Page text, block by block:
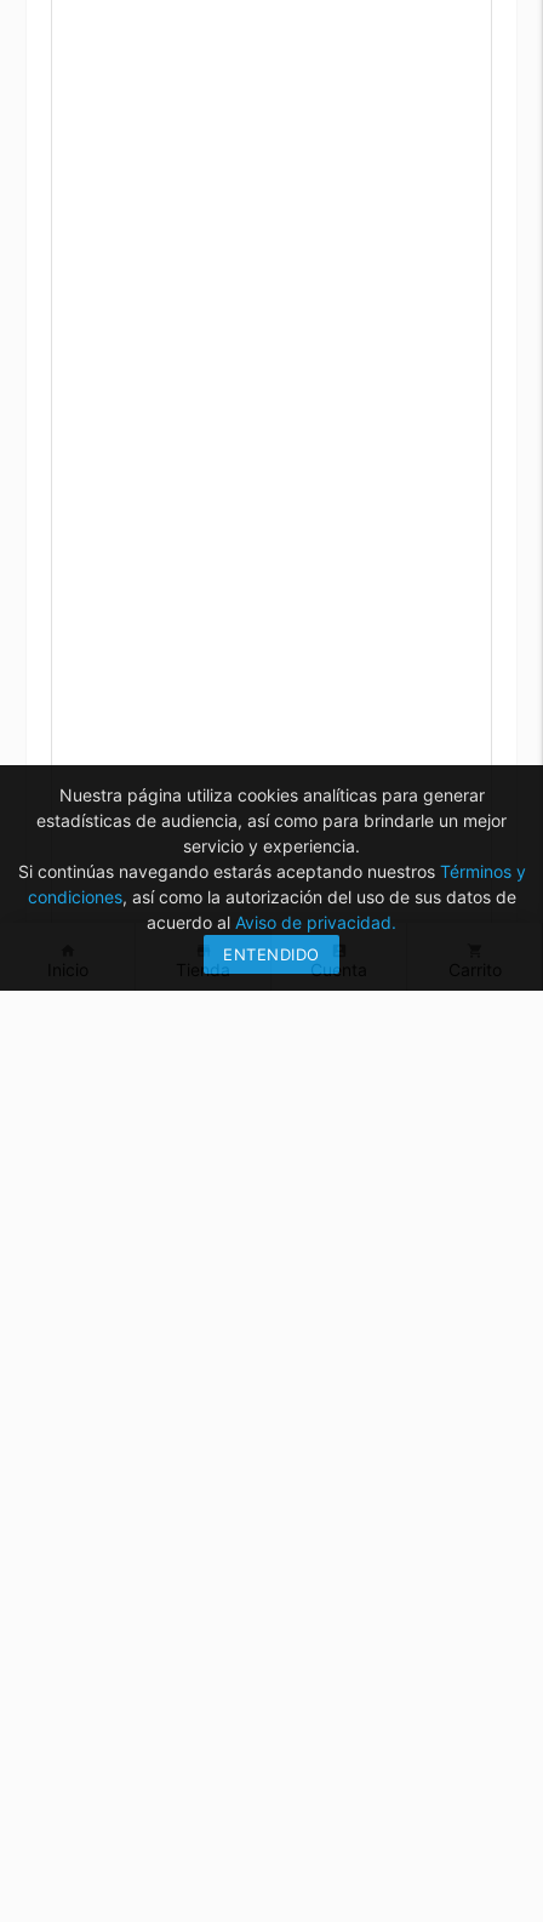
Tienda Cuenta
Nuestra página utiliza cookies analíticas para generar
estadísticas de audiencia, así como para brindarle un mejor
servicio y experiencia.
Si continúas navegando estarás aceptando nuestros Términos y
condiciones, así como la autorización del uso de sus datos de
acuerdo al Aviso de privacidad.
ENTENDIDO